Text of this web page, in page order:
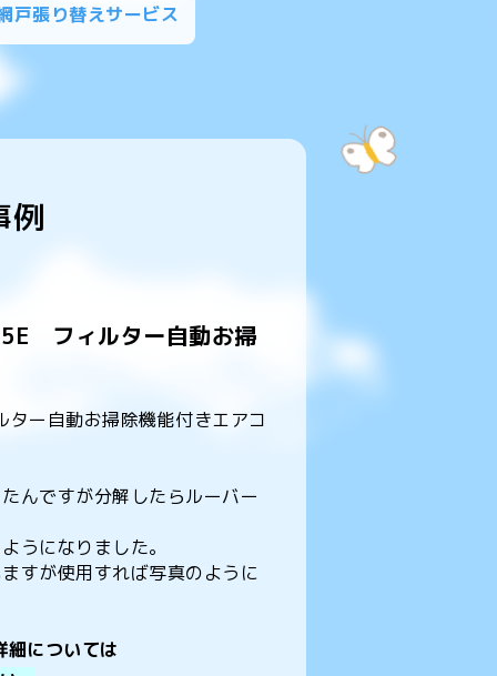
戸張り替えサービス
例
フィルター自動お掃
ー自動お掃除機能付きエアコ
んですが分解したらルーバー
うになりました。
すが使用すれば写真のように
細については